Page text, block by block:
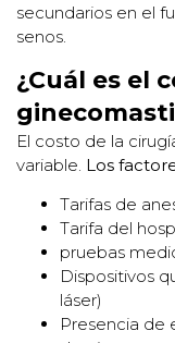
secundarios en el
senos.
¿Cuál es el
El costo de la
variable. Los
Tarifas de
Tarifa del
pruebas
Dispositivos
láser)
Presencia de